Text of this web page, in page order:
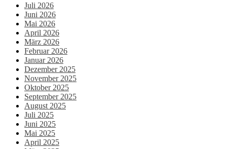
Juli 2026
Juni 2026
Mai 2026
April 2026
März 2026
Februar 2026
Januar 2026
Dezember 2025
November 2025
Oktober 2025
September 2025
August 2025
Juli 2025
Juni 2025
Mai 2025
April 2025